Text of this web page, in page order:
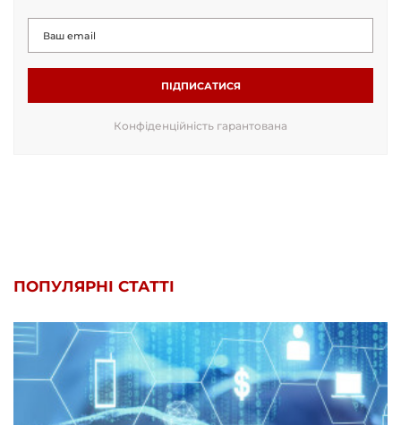
ПІДПИСАТИСЯ
Конфіденційність гарантована
ПОПУЛЯРНІ СТАТТІ